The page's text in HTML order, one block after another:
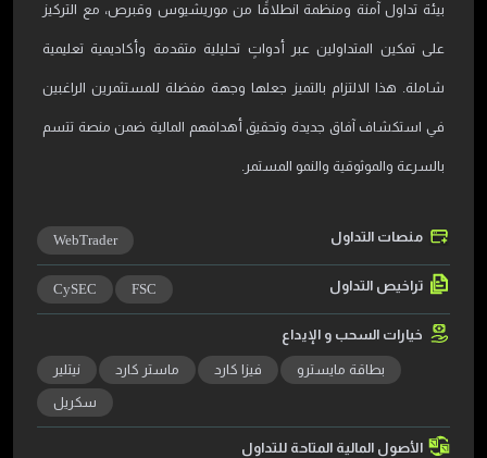
بيئة تداول آمنة ومنظمة انطلاقًا من موريشيوس وقبرص، مع التركيز
على تمكين المتداولين عبر أدواتٍ تحليلية متقدمة وأكاديمية تعليمية
شاملة. هذا الالتزام بالتميز جعلها وجهة مفضلة للمستثمرين الراغبين
في استكشاف آفاق جديدة وتحقيق أهدافهم المالية ضمن منصة تتسم
بالسرعة والموثوقية والنمو المستمر.
منصات التداول WebTrader
تراخيص التداول FSC
CySEC
خيارات السحب و الإيداع
بطاقة مايسترو فيزا كارد ماستر كارد
نيتلير
سكريل
الأصول المالية المتاحة للتداول